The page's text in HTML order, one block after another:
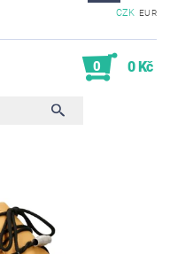
CZK EUR
0 0 Kč